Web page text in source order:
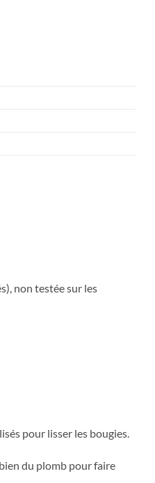
non testée sur les
pour lisser les bougies.
du plomb pour faire